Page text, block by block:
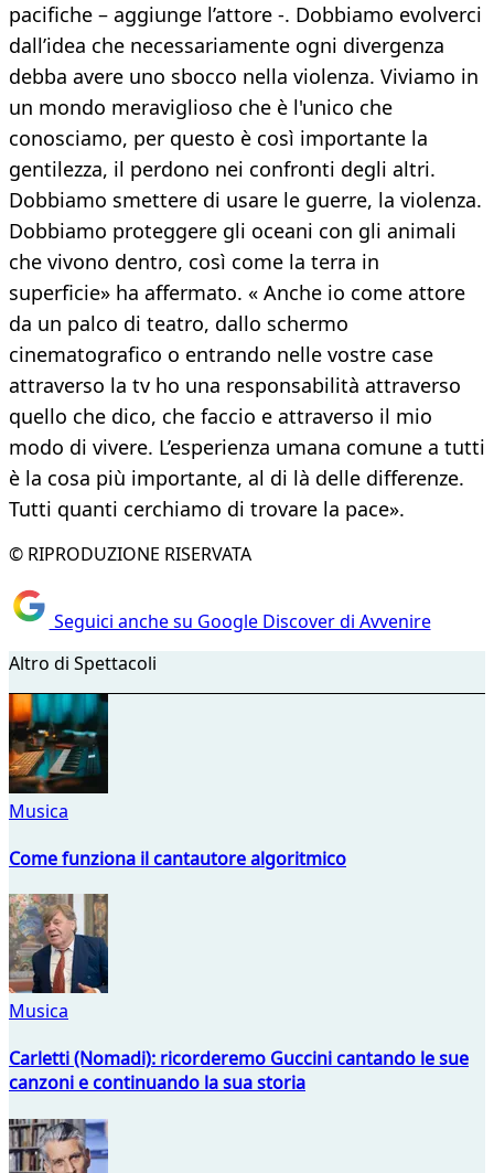
pacifiche – aggiunge l’attore -. Dobbiamo evolverci
dall’idea che necessariamente ogni divergenza
debba avere uno sbocco nella violenza. Viviamo in
un mondo meraviglioso che è l'unico che
conosciamo, per questo è così importante la
gentilezza, il perdono nei confronti degli altri.
Dobbiamo smettere di usare le guerre, la violenza.
Dobbiamo proteggere gli oceani con gli animali
che vivono dentro, così come la terra in
superficie» ha affermato. « Anche io come attore
da un palco di teatro, dallo schermo
cinematografico o entrando nelle vostre case
attraverso la tv ho una responsabilità attraverso
quello che dico, che faccio e attraverso il mio
modo di vivere. L’esperienza umana comune a tutti
è la cosa più importante, al di là delle differenze.
Tutti quanti cerchiamo di trovare la pace».
© RIPRODUZIONE RISERVATA
Seguici anche su Google Discover di Avvenire
Altro di Spettacoli
Musica
Come funziona il cantautore algoritmico
Musica
Carletti (Nomadi): ricorderemo Guccini cantando le sue
canzoni e continuando la sua storia